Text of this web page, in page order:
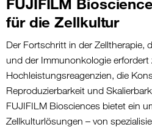
für die Zellkultur
Der Fortschritt in der Zelltherapie,
und der Immunonkologie erfordert
Hochleistungsreagenzien, die
Reproduzierbarkeit und
FUJIFILM Biosciences bietet ein
Zellkulturlösungen – von